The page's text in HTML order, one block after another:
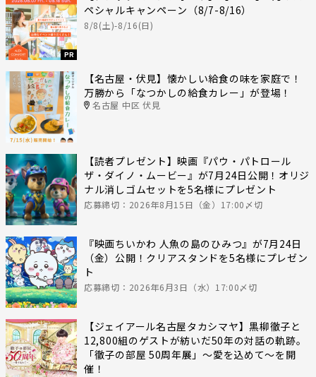
PR
ペシャルキャンペーン（8/7-8/16）
8/8(土)-8/16(日)
【名古屋・伏見】懐かしい給食の味を家庭で！
万勝から「なつかしの給食カレー」が登場！
名古屋 中区 伏見
【読者プレゼント】映画『パウ・パトロール
ザ・ダイノ・ムービー』が7月24日公開！オリジ
ナル消しゴムセットを5名様にプレゼント
応募締切：2026年8月15日（金）17:00〆切
『映画ちいかわ 人魚の島のひみつ』が7月24日
（金）公開！クリアスタンドを5名様にプレゼン
ト
応募締切：2026年6月3日（水）17:00〆切
【ジェイアール名古屋タカシマヤ】黒柳徹子と
12,800組のゲストが紡いだ50年の対話の軌跡。
「徹子の部屋 50周年展」～愛を込めて～を開
催！